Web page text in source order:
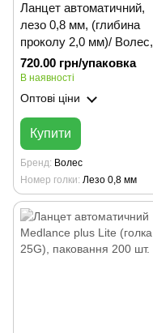
Ланцет автоматичний,
лезо 0,8 мм, (глибина
проколу 2,0 мм)/ Волес,
упаковка 100 шт.
720.00 грн/упаковка
В наявності
Оптові ціни
Купити
Бренд Волес
Номер голки Лезо 0,8 мм